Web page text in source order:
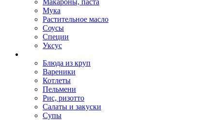
Мука
Растительное масло
Соусы
Специи
Уксус
Блюда из круп
Вареники
Котлеты
Пельмени
Рис, ризотто
Салаты и закуски
Супы